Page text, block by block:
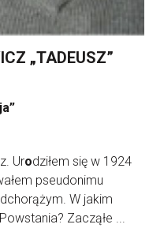
„TADEUSZ”
Urodziłem się w 1924
pseudonimu
W jakim
Zacząłe ...